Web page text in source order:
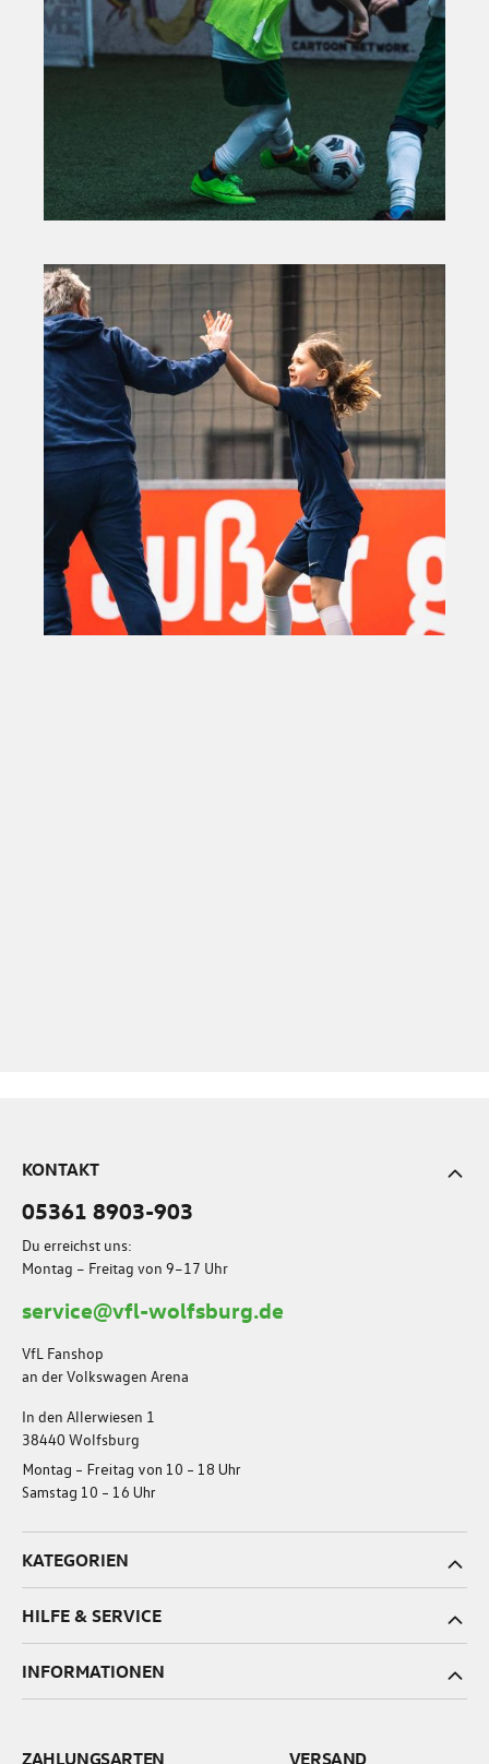
KONTAKT
05361 8903-903
Du erreichst uns:
Montag – Freitag von 9–17 Uhr
service@vfl-wolfsburg.de
VfL Fanshop
an der Volkswagen Arena
In den Allerwiesen 1
38440 Wolfsburg
Montag – Freitag von 10 – 18 Uhr
Samstag 10 – 16 Uhr
KATEGORIEN
HILFE & SERVICE
INFORMATIONEN
VERSAND
ZAHLUNGSARTEN